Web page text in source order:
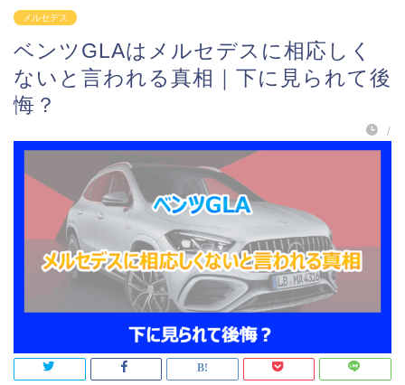
メルセデス
ベンツGLAはメルセデスに相応しく
ないと言われる真相｜下に見られて後
悔？
/